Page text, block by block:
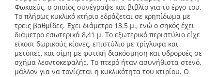
Φωκαεύς, ο οποίος συνέγραψε και βιβλίο για το έργο του.
Το πλήρως κυκλικό κτήριο εδράζεται σε κρηπίδωμα με
τρεις βαθμίδες. Έχει διάμετρο 13.5 μ., ενώ ο σηκός έχει
διάμετρο εσωτερικά 8,41 μ. Το εξωτερικό περιστύλιο είχε
είκοσι δωρικούς κίονες, επιστύλιο με τρίγλυφα και
μετόπες, και σίμη με φυτική διακόσμηση και υδροροές σε
σχήμα λεοντοκεφαλής. Το πτερό ήταν ασυνήθιστα στενό,
μάλλον για να τονίζεται η κυκλικότητα του κτιρίου. Ο